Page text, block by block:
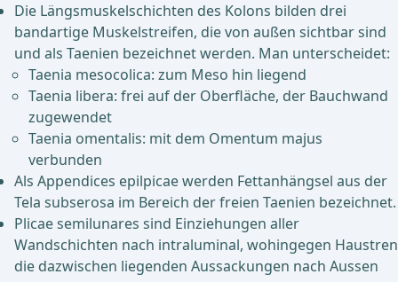
Die Längsmuskelschichten des Kolons bilden drei
bandartige Muskelstreifen, die von außen sichtbar sind
und als Taenien bezeichnet werden. Man unterscheidet:
Taenia mesocolica: zum Meso hin liegend
Taenia libera: frei auf der Oberfläche, der Bauchwand
zugewendet
Taenia omentalis: mit dem Omentum majus
verbunden
Als Appendices epilpicae werden Fettanhängsel aus der
Tela subserosa im Bereich der freien Taenien bezeichnet.
Plicae semilunares sind Einziehungen aller
Wandschichten nach intraluminal, wohingegen Haustren
die dazwischen liegenden Aussackungen nach Aussen